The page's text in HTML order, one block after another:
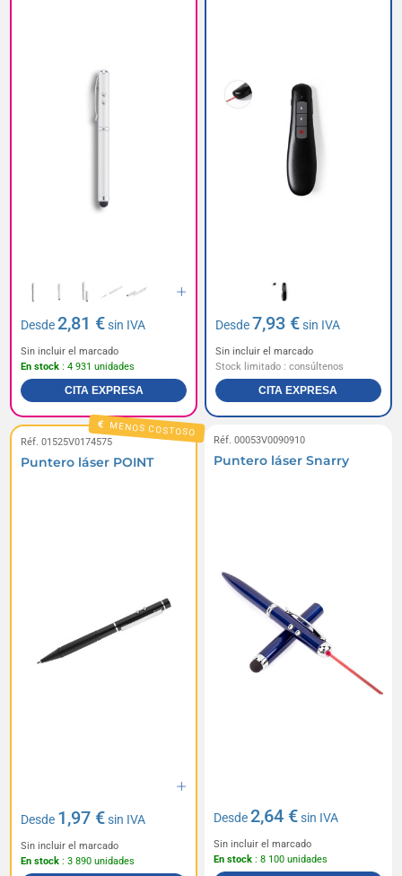
Desde2,81 €sin IVA
Sin incluir el marcado
En stock : 4 931 unidades
CITA EXPRESA
Desde7,93 €sin IVA
Sin incluir el marcado
Stock limitado : consúltenos
CITA EXPRESA
MENOS COSTOSO
Réf. 01525V0174575
Puntero láser POINT
Desde 1,97 €sin IVA
Sin incluir el marcado
En stock : 3 890 unidades
Réf. 00053V0090910
Puntero láser Snarry
Desde2,64 €sin IVA
Sin incluir el marcado
En stock : 8 100 unidades